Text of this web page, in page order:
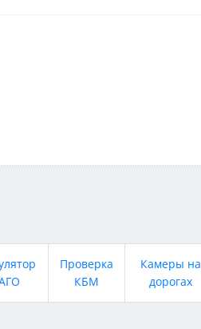
Проверка
КБМ
Камеры на
дорогах